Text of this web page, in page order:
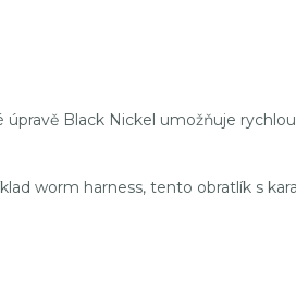
Black Nickel umožňuje
worm harness, tento obratlík s